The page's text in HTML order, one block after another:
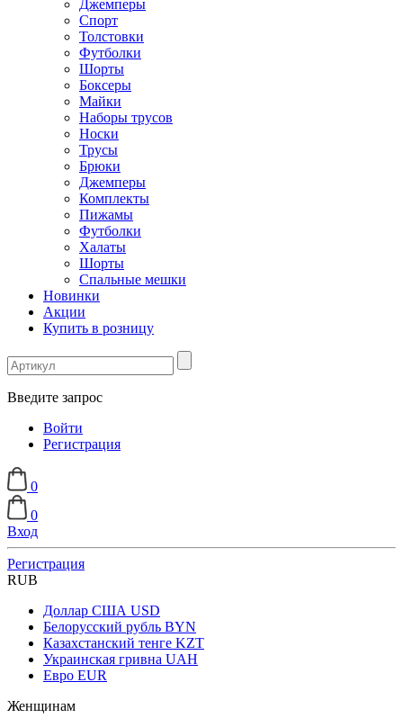
Джемперы
Спорт
Толстовки
Футболки
Шорты
Боксеры
Майки
Наборы трусов
Носки
Трусы
Брюки
Джемперы
Комплекты
Пижамы
Футболки
Халаты
Шорты
Спальные мешки
Новинки
Акции
Купить в розницу
Введите запрос
Войти
Регистрация
0
0
Вход
Регистрация
RUB
Доллар США USD
Белорусский рубль BYN
Казахстанский тенге KZT
Украинская гривна UAH
Евро EUR
Женщинам